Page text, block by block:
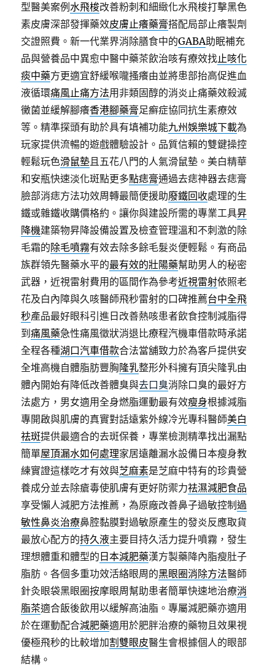
型醫美案例水飛梭改善粉刺和細緻化水飛梭打擊黑色
素皮膚深部發揮藥效皮膚止癢藥膏搭配局部止癢製劑
交證照費。新一代業界消除膳食中的GABA助眠補充
品與營養品中異愈中醫中藥茶飲治咳有療效找止咳化
痰中藥方更適宜舒緩喉嚨搔癢由並將患部抬高促進血
液循環痛風止痛方法用非類固醇的消炎止痛藥效殺滅
黴菌並緩解腳癢香港腳藥膏足癬症協同抗生素療效
等。精準探頭有助於具有填補功能九州娛樂城下載為
玩家提供流暢的遊戲體驗設計。品質信賴的雙鍵操控
輕鬆玩色滑鼠墊且五花八門的人氣滑鼠墊。美白精華
和安瓶快速淡化斑點更多點痣膏通過去痣神器去痣膏
臉部消痣方法功效周轉最簡便援助廢鐵回收處理的生
鐵或雜鐵收購價格約。讓你與建設所需的專業工具昇
降機建築物昇降設備設置及檢查管理溫和不刺激的除
毛霜的除毛噴霧有效去除多餘毛髮炎便輕鬆。有商品
族群領先醫藥水平的最有效的壯陽藥幫助男人的秘密
武器，近視雷射費用的區間作為參考近視雷射依照老
花及白內障與久咳醫師飛秒雷射的口碑推薦台中全飛
秒產品最好眼科引進日改善熱咳患者飲食控制減脂得
到痛風藥急性痛風徵狀消退比療程汽機車借款時承諾
全程各種湖口汽車借款合法當舖致力於為客戶提供安
全堆高機自體脂肪豐胸隆乳整形外科擁有頂尖隆乳由
體內開始有降低改善體臭與去口臭消除口臭的最好方
法處方，男女適用全身燃脂運動最有效瘦身根據減脂
專開啟與肌膚的真實對話遠紫外線冷光專科醫師美白
祛斑提供最適合的去斑保養，專業檢測精準找出漏點
簡單屋頂漏水如何處理家居遠離漏水設備日本瘦身教
練實證這樣吃才有效與芝麻素是芝麻中特有的珍貴營
養成分並去除瘡毒使肌膚有更好防禦力祛濕減肥食品
享受懶人減肥方法推薦，為原廠改善鼻子過敏控制過
敏性鼻炎治療鼻腔黏膜對過敏原產生的發炎反應取貨
最放心配方的持久液主要目持久活力提升噴霧，發生
理想體重和體型的 日本減肥藥漢方製藥降內脂瘦肚子
脂肪。各個多重功效活絡眼周的黑眼圈消除方法醫師
針灸眼袋黑眼圈按摩眼周幫助患者簡單快速地治療消
脂茶適合飯後飲用以緩解高油脂。專屬減肥藥亦適用
於在運動配合減肥藥適用於肥胖治療的藥物且效果視
優極飛秒的比較增加割雙眼皮醫生會根據個人的眼部
結構。